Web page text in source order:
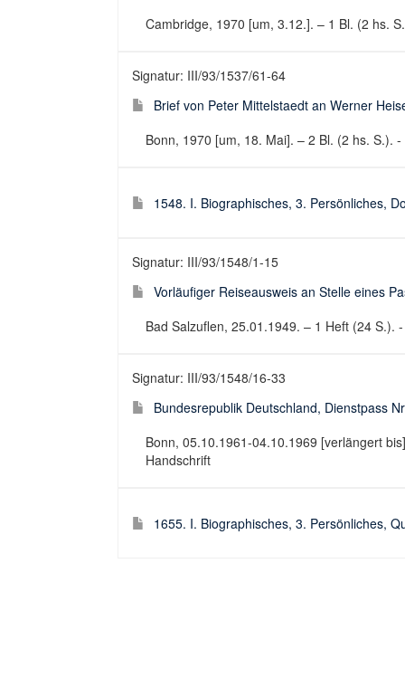
Cambridge, 1970 [um, 3.12.]. – 1 Bl. (2 hs.
Signatur: III/93/1537/61-64
Brief von Peter Mittelstaedt an Werner
Bonn, 1970 [um, 18. Mai]. – 2 Bl. (2 hs. S.).
1548. I. Biographisches, 3. Persönliches,
Signatur: III/93/1548/1-15
Vorläufiger Reiseausweis an Stelle eines
Bad Salzuflen, 25.01.1949. – 1 Heft (24 S.).
Signatur: III/93/1548/16-33
Bundesrepublik Deutschland, Dienstpass
Bonn, 05.10.1961-04.10.1969 [verlängert
Handschrift
1655. I. Biographisches, 3. Persönliches,